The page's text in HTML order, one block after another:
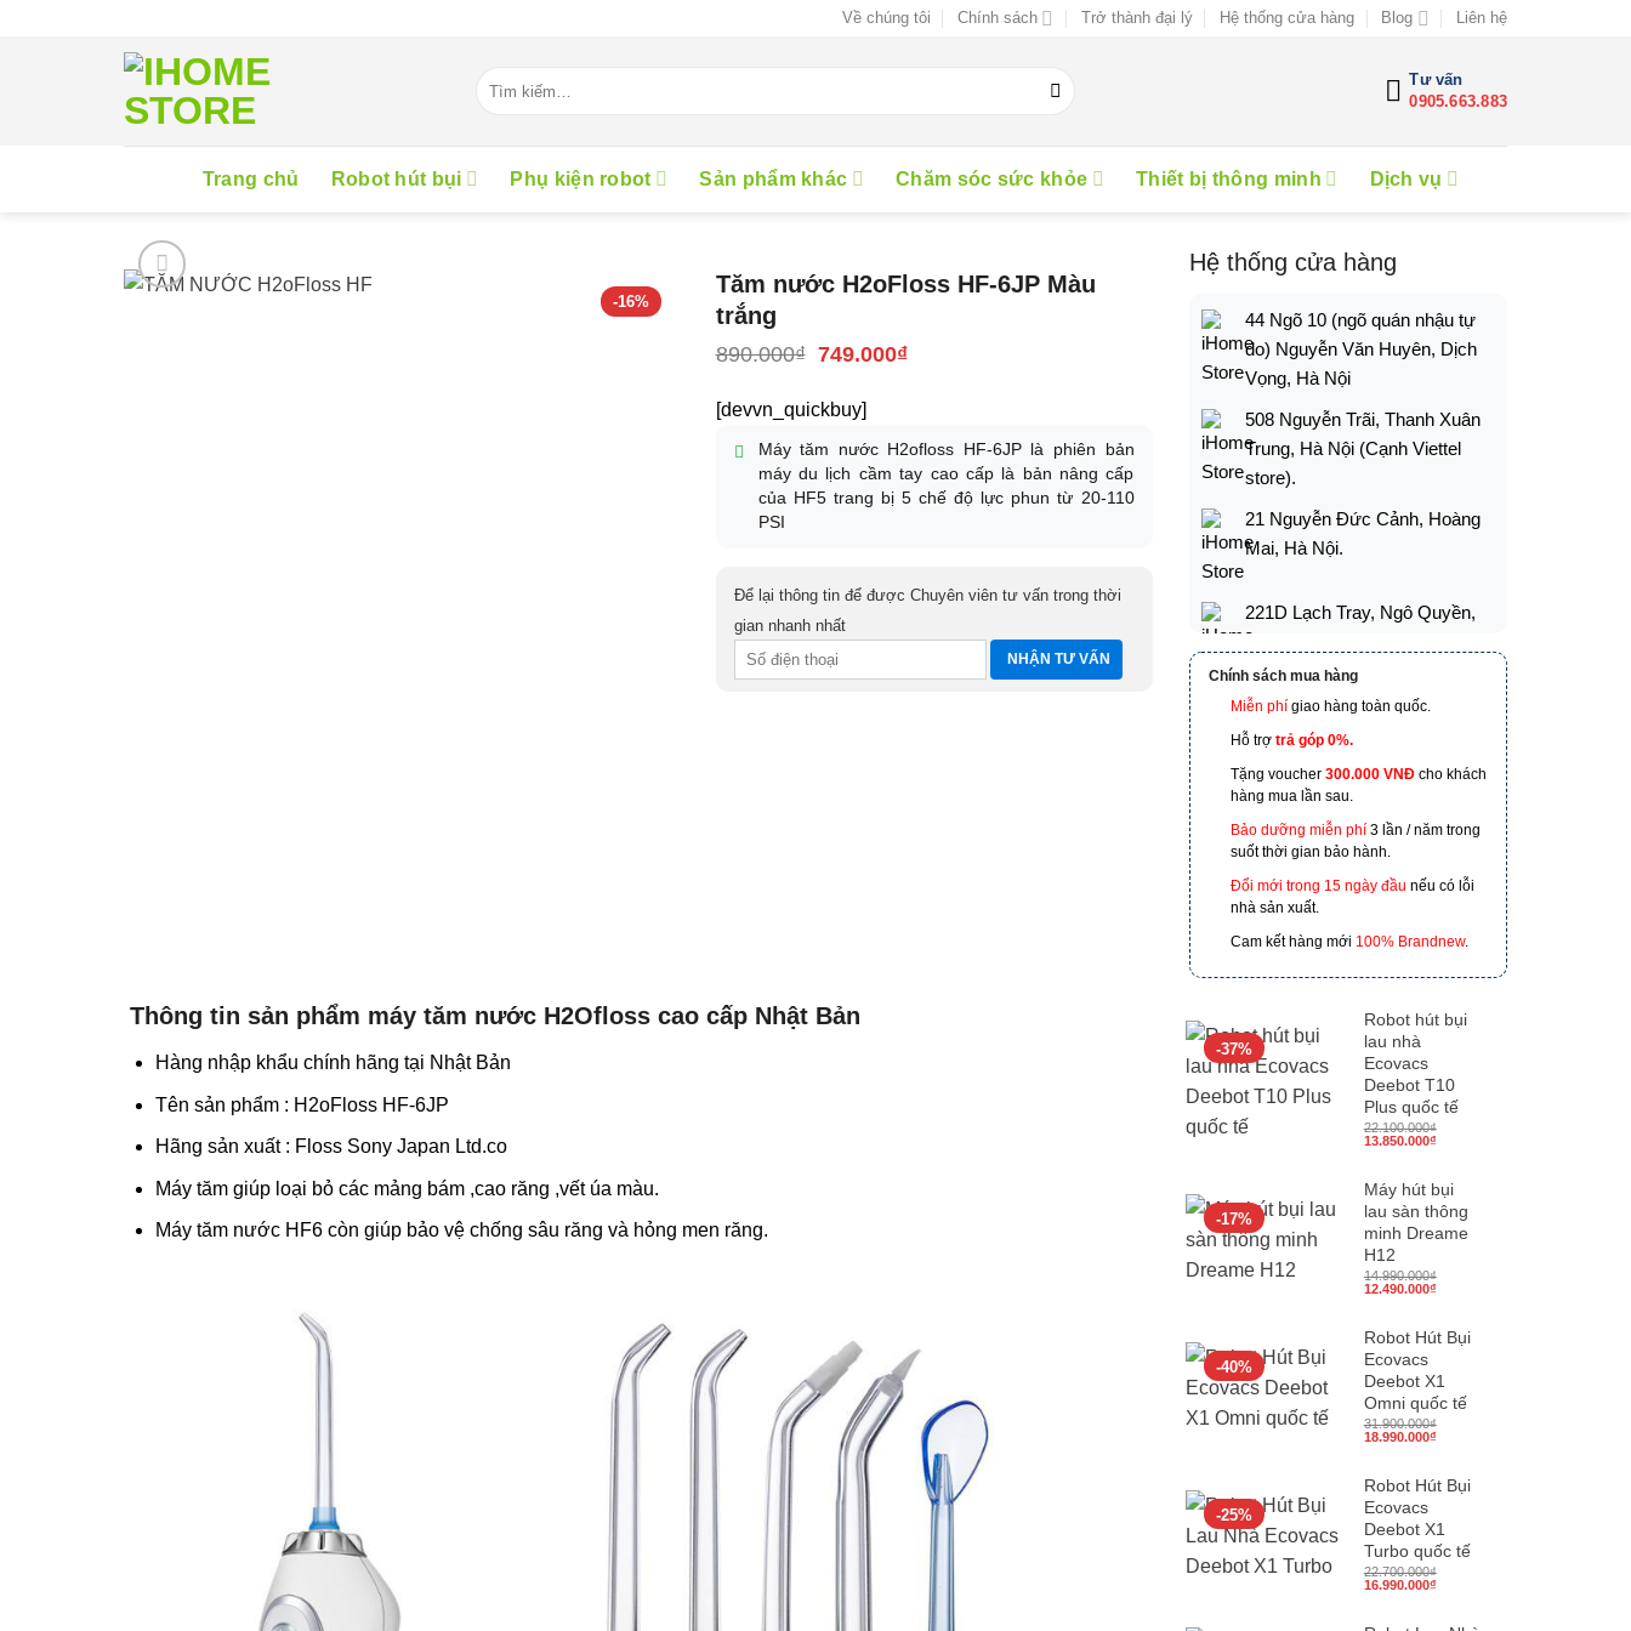
Về chúng tôi Chính sách Trở thành đại lý Hệ thống cửa hàng Blog Liên hệ
kiếm:
Tư vấn
0905.663.883
Trang chủ Robot hút bụi Phụ kiện robot Sản phẩm khác Chăm sóc sức khỏe Thiết bị thông minh Dịch vụ
-16%
Tăm nước H2oFloss HF-6JP Màu
trắng
890.000₫ Giá
là:
890.000₫.
749.000₫Giá
749.000₫.
[devvn_quickbuy]
Máy tăm nước H2ofloss HF-6JP là phiên bản
máy du lịch cầm tay cao cấp là bản nâng cấp
của HF5 trang bị 5 chế độ lực phun từ 20-110
PSI
Để lại thông tin để được Chuyên viên tư vấn trong thời
gian nhanh nhất
Hệ thống cửa hàng
44 Ngõ 10 (ngõ quán nhậu tự
do) Nguyễn Văn Huyên, Dịch
Vọng, Hà Nội
508 Nguyễn Trãi, Thanh Xuân
Trung, Hà Nội (Cạnh Viettel
store).
21 Nguyễn Đức Cảnh, Hoàng
Mai, Hà Nội.
221D Lạch Tray, Ngô Quyền,
173 Nguyễn Thái Bình,
Phường 4, Quận Tân Bình, Hồ
Chí Minh
601 Hoàng Liên, TP Lào Cai
Chính sách mua hàng
Miễn phí giao hàng toàn quốc.
Hỗ trợ trả góp 0%.
Tặng voucher 300.000 VNĐcho khách
hàng mua lần sau.
Bảo dưỡng miễn phí3 lần / năm trong
suốt thời gian bảo hành.
Đổi mới trong 15 ngày đầu nếu có lỗi
nhà sản xuất.
Cam kết hàng mới 100% Brandnew.
Thông tin sản phẩm máy tăm nước H2Ofloss cao cấp Nhật Bản
Hàng nhập khẩu chính hãng tại Nhật Bản
Tên sản phẩm : H2oFloss HF-6JP
Hãng sản xuất : Floss Sony Japan Ltd.co
Máy tăm giúp loại bỏ các mảng bám ,cao răng ,vết úa màu.
Máy tăm nước HF6 còn giúp bảo vệ chống sâu răng và hỏng men răng.
-37%
Robot hút bụi
lau nhà
Ecovacs
Deebot T10
Plus quốc tế
22.100.000₫
Giá
13.850.000₫Giá
13.850.000₫.
-17%
Máy hút bụi
lau sàn thông
minh Dreame
H12
14.990.000₫
Giá
12.490.000₫Giá
12.490.000₫.
-40%
Robot Hút Bụi
Ecovacs
Deebot X1
Omni quốc tế
31.900.000₫
Giá
18.990.000₫Giá
18.990.000₫.
-25%
Robot Hút Bụi
Ecovacs
Deebot X1
Turbo quốc tế
22.700.000₫
Giá
16.990.000₫Giá